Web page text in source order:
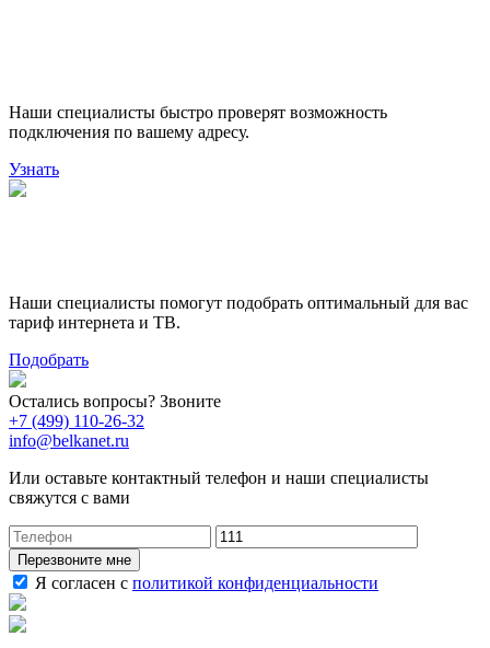
Наши специалисты быстро проверят возможность
подключения по вашему адресу.
Узнать
Наши специалисты помогут подобрать оптимальный для вас
тариф интернета и ТВ.
Подобрать
Остались вопросы? Звоните
+7 (499) 110-26-32
info@belkanet.ru
Или оставьте контактный телефон и наши специалисты
свяжутся с вами
Перезвоните мне
Я согласен с политикой конфиденциальности